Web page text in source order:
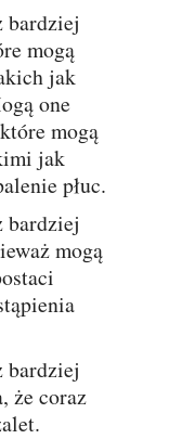
mogą
jak
one
mogą
jak
płuc.
mogą
że coraz